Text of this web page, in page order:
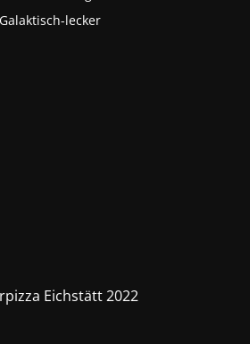
Galaktisch-lecker
Eichstätt 2022